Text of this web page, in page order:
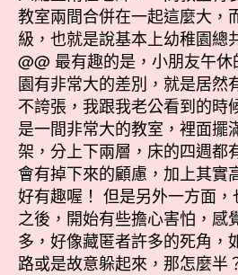
教室兩間合併在一起這麼大，
級，也就是說基本上幼稚園總
@@ 最有趣的是，小朋友午
園有非常大的差別，就是居然
不誇張，我跟我老公看到的時
是一間非常大的教室，裡面擺
架，分上下兩層，床的四週都
會有掉下來的顧慮，加上其實
好有趣喔！ 但是另外一方面
之後，開始有些擔心害怕，感
多，好像藏匿者許多的死角，
路或是故意躲起來，那怎麼半